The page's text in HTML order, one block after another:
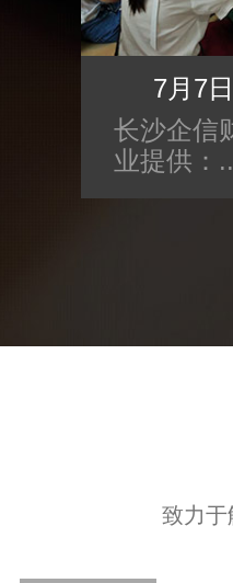
7月7
长沙企信
业提供：
致力于